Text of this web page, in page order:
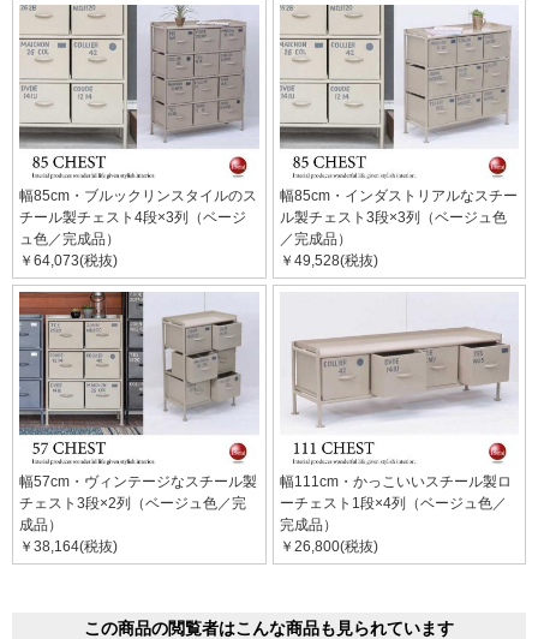
幅85cm・ブルックリンスタイルのス
チール製チェスト4段×3列（ベージ
ュ色／完成品）
￥64,073(税抜)
幅85cm・インダストリアルなスチー
ル製チェスト3段×3列（ベージュ色
／完成品）
￥49,528(税抜)
幅57cm・ヴィンテージなスチール製
チェスト3段×2列（ベージュ色／完
成品）
￥38,164(税抜)
幅111cm・かっこいいスチール製ロ
ーチェスト1段×4列（ベージュ色／
完成品）
￥26,800(税抜)
この商品の閲覧者はこんな商品も見られています